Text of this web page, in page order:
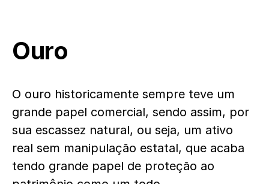
Ouro
O ouro historicamente sempre teve um
grande papel comercial, sendo assim, por
sua escassez natural, ou seja, um ativo
real sem manipulação estatal, que acaba
tendo grande papel de proteção ao